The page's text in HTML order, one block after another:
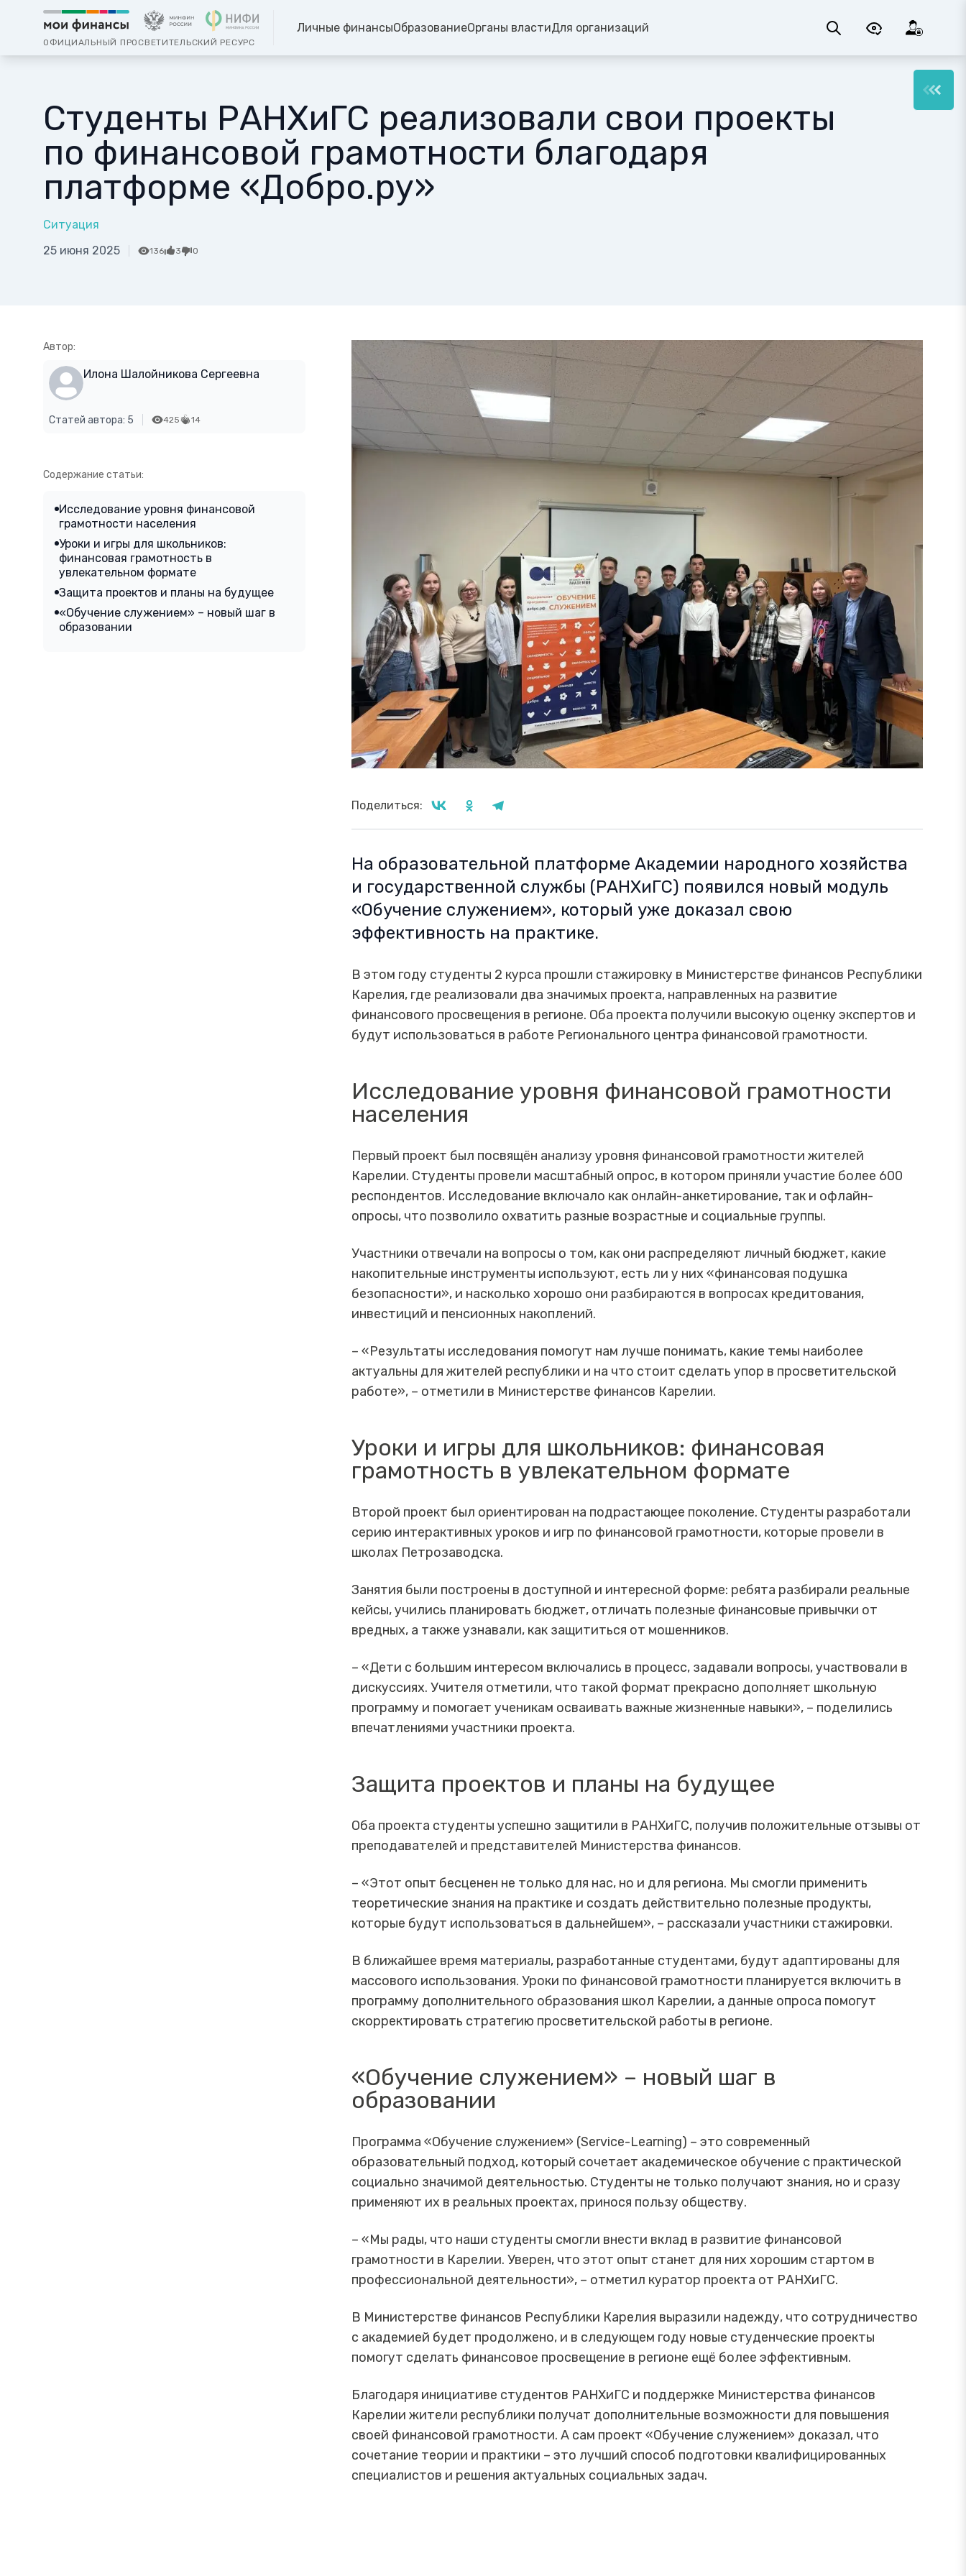
ОФИЦИАЛЬНЫЙ ПРОСВЕТИТЕЛЬСКИЙ РЕСУРС
Личные финансыОбразованиеОрганы властиДля организаций
Студенты РАНХиГС реализовали свои проекты
по финансовой грамотности благодаря
платформе «Добро.ру»
Ситуация
25 июня 2025
136 3 0
Автор:
Илона Шалойникова Сергеевна
Статей автора: 5 425 14
Содержание статьи:
Исследование уровня финансовой
грамотности населения
Уроки и игры для школьников:
финансовая грамотность в
увлекательном формате
Защита проектов и планы на будущее
«Обучение служением» – новый шаг в
образовании
Поделиться:
На образовательной платформе Академии народного хозяйства
и государственной службы (РАНХиГС) появился новый модуль
«Обучение служением», который уже доказал свою
эффективность на практике.
В этом году студенты 2 курса прошли стажировку в Министерстве финансов Республики
Карелия, где реализовали два значимых проекта, направленных на развитие
финансового просвещения в регионе. Оба проекта получили высокую оценку экспертов и
будут использоваться в работе Регионального центра финансовой грамотности.
Исследование уровня финансовой грамотности
населения
Первый проект был посвящён анализу уровня финансовой грамотности жителей
Карелии. Студенты провели масштабный опрос, в котором приняли участие более 600
респондентов. Исследование включало как онлайн-анкетирование, так и офлайн-
опросы, что позволило охватить разные возрастные и социальные группы.
Участники отвечали на вопросы о том, как они распределяют личный бюджет, какие
накопительные инструменты используют, есть ли у них «финансовая подушка
безопасности», и насколько хорошо они разбираются в вопросах кредитования,
инвестиций и пенсионных накоплений.
– «Результаты исследования помогут нам лучше понимать, какие темы наиболее
актуальны для жителей республики и на что стоит сделать упор в просветительской
работе», – отметили в Министерстве финансов Карелии.
Уроки и игры для школьников: финансовая
грамотность в увлекательном формате
Второй проект был ориентирован на подрастающее поколение. Студенты разработали
серию интерактивных уроков и игр по финансовой грамотности, которые провели в
школах Петрозаводска.
Занятия были построены в доступной и интересной форме: ребята разбирали реальные
кейсы, учились планировать бюджет, отличать полезные финансовые привычки от
вредных, а также узнавали, как защититься от мошенников.
– «Дети с большим интересом включались в процесс, задавали вопросы, участвовали в
дискуссиях. Учителя отметили, что такой формат прекрасно дополняет школьную
программу и помогает ученикам осваивать важные жизненные навыки», – поделились
впечатлениями участники проекта.
Защита проектов и планы на будущее
Оба проекта студенты успешно защитили в РАНХиГС, получив положительные отзывы от
преподавателей и представителей Министерства финансов.
– «Этот опыт бесценен не только для нас, но и для региона. Мы смогли применить
теоретические знания на практике и создать действительно полезные продукты,
которые будут использоваться в дальнейшем», – рассказали участники стажировки.
В ближайшее время материалы, разработанные студентами, будут адаптированы для
массового использования. Уроки по финансовой грамотности планируется включить в
программу дополнительного образования школ Карелии, а данные опроса помогут
скорректировать стратегию просветительской работы в регионе.
«Обучение служением» – новый шаг в
образовании
Программа «Обучение служением» (Service-Learning) – это современный
образовательный подход, который сочетает академическое обучение с практической
социально значимой деятельностью. Студенты не только получают знания, но и сразу
применяют их в реальных проектах, принося пользу обществу.
– «Мы рады, что наши студенты смогли внести вклад в развитие финансовой
грамотности в Карелии. Уверен, что этот опыт станет для них хорошим стартом в
профессиональной деятельности», – отметил куратор проекта от РАНХиГС.
В Министерстве финансов Республики Карелия выразили надежду, что сотрудничество
с академией будет продолжено, и в следующем году новые студенческие проекты
помогут сделать финансовое просвещение в регионе ещё более эффективным.
Благодаря инициативе студентов РАНХиГС и поддержке Министерства финансов
Карелии жители республики получат дополнительные возможности для повышения
своей финансовой грамотности. А сам проект «Обучение служением» доказал, что
сочетание теории и практики – это лучший способ подготовки квалифицированных
специалистов и решения актуальных социальных задач.